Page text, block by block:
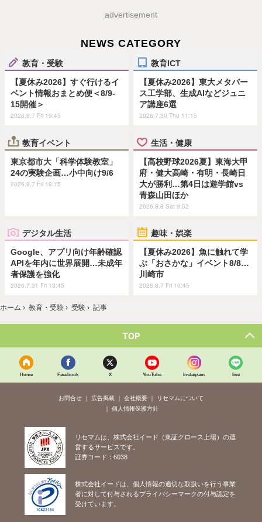
advertisement
NEWS CATEGORY
教育・受験
【夏休み2026】すぐ行けるイ
ベント情報おまとめ便＜8/9-
15開催＞
2026.8.7 Fri 19:45
教育ICT
【夏休み2026】東大メタバー
ス工学部、生成AIなどジュニ
ア講座6選
2026.7.30 Thu 11:15
教育イベント
東京都市大「科学体験教室」
24の実験企画…小中向け9/6
2026.8.7 Fri 18:15
生活・健康
【高校野球2026夏】東海大甲
府・健大高崎・有明・長崎日
大が勝利…第4日は遊学館vs
青森山田ほか
2026.8.8 Sat 9:52
デジタル生活
Google、アプリ向け年齢確認
APIを年内に世界展開…未成年
者保護を強化
2026.7.31 Fri 13:45
趣味・娯楽
【夏休み2026】魚に触れて学
ぶ「おさかな」イベント8/8…
川崎市
2026.8.7 Fri 10:45
ホーム › 教育・受験 › 受験 › 記事
TOP
Home Facebook X YouTube Instagram line
お問合せ 広告掲載 会社概要
リセマムについて
個人情報保護方針
リセマムは、株式会社イード（東証グロース上場）の運
営するサービスです。
証券コード：6038
株式会社イードは、個人情報の適切な取扱いを行う事業
者に対して付与されるプライバシーマークの付与認定を
受けています。